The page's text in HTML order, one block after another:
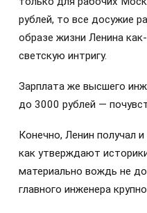
рублей, то все досужие
образе жизни Ленина
светскую интригу.
Зарплата же высшего
до 3000 рублей —
Конечно, Ленин получал
как утверждают
материально вождь не
главного инженера